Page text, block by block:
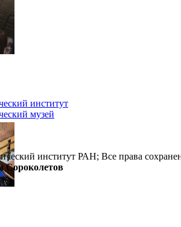
институт
музей
институт РАН; Все права
Сороколетов